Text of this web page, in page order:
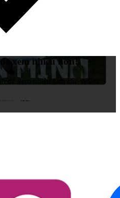
xem nhiều hơn!
để xem nhiều hơn các video